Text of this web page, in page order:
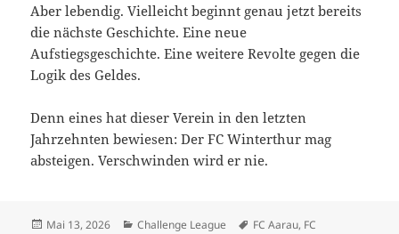
Aber lebendig. Vielleicht beginnt genau jetzt bereits
die nächste Geschichte. Eine neue
Aufstiegsgeschichte. Eine weitere Revolte gegen die
Logik des Geldes.
Denn eines hat dieser Verein in den letzten
Jahrzehnten bewiesen: Der FC Winterthur mag
absteigen. Verschwinden wird er nie.
Veröffentlicht
Mai 13, 2026 Kategorien
Challenge League Schlagwörter
FC Aarau, FC